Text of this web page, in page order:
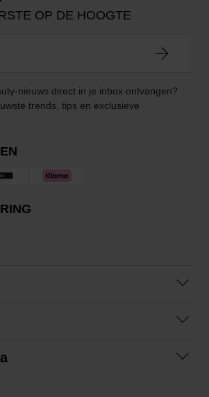
OP DE HOOGTE
nieuws direct in je inbox ontvangen?
trends, tips en exclusieve